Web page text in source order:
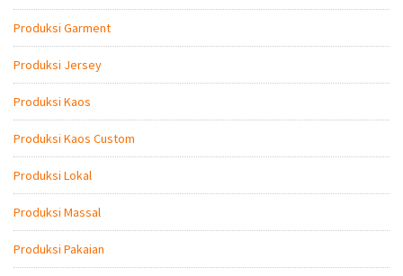
Produksi Garment
Produksi Jersey
Produksi Kaos
Produksi Kaos Custom
Produksi Lokal
Produksi Massal
Produksi Pakaian